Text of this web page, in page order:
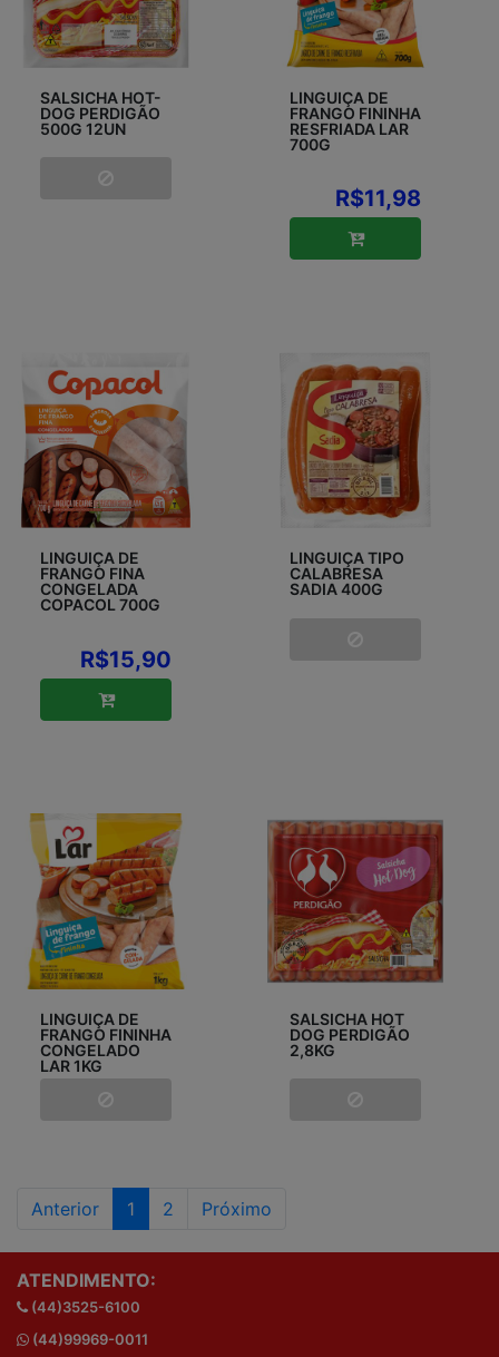
SALSICHA HOT-
DOG PERDIGÃO
500G 12UN
LINGUIÇA DE
FRANGO FININHA
RESFRIADA LAR
700G
R$11,98
LINGUIÇA DE
FRANGO FINA
CONGELADA
COPACOL 700G
R$15,90
LINGUIÇA TIPO
CALABRESA
SADIA 400G
LINGUIÇA DE
FRANGO FININHA
CONGELADO
LAR 1KG
SALSICHA HOT
DOG PERDIGÃO
2,8KG
Anterior 1 2 Próximo
ATENDIMENTO:
(44)3525-6100
(44)99969-0011